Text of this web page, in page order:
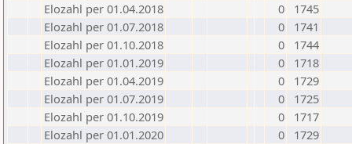
Elozahl per 01.04.2018
0
1745
Elozahl per 01.07.2018
0
1741
Elozahl per 01.10.2018
0
1744
Elozahl per 01.01.2019
0
1718
Elozahl per 01.04.2019
0
1729
Elozahl per 01.07.2019
0
1725
Elozahl per 01.10.2019
0
1717
Elozahl per 01.01.2020
0
1729